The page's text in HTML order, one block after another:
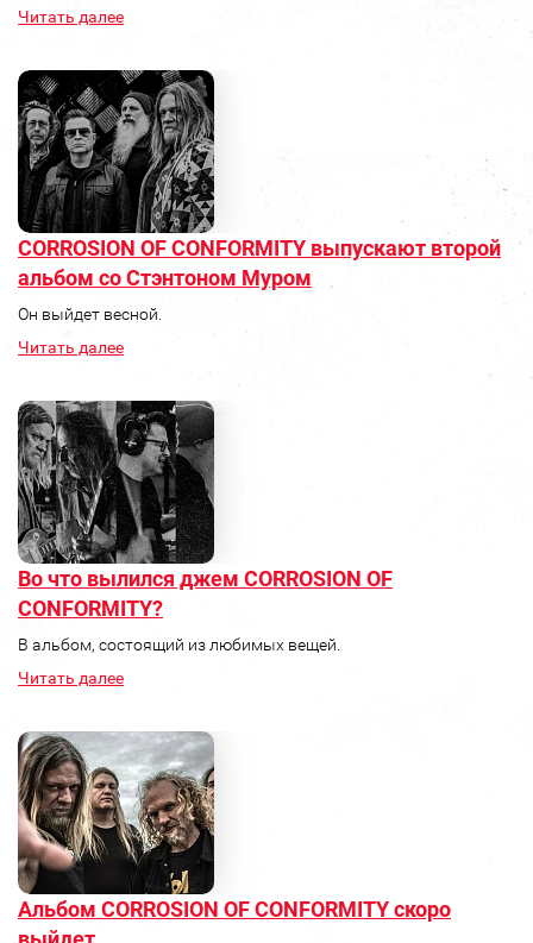
Читать далее
CORROSION OF CONFORMITY выпускают второй
альбом со Стэнтоном Муром
Он выйдет весной.
Читать далее
Во что вылился джем CORROSION OF
CONFORMITY?
В альбом, состоящий из любимых вещей.
Читать далее
Альбом CORROSION OF CONFORMITY скоро